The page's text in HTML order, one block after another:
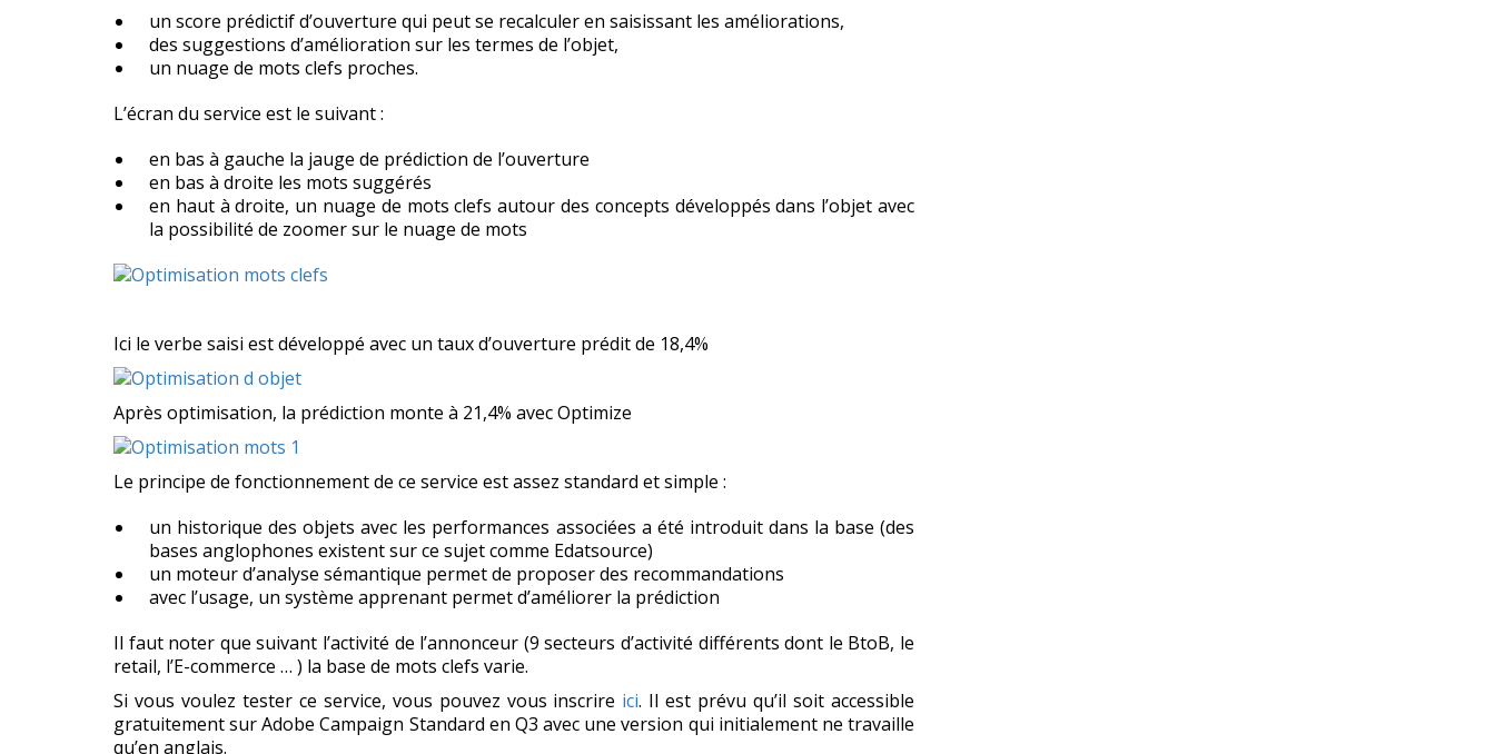
un score prédictif d’ouverture qui peut se recalculer en saisissant les améliorations,
des suggestions d’amélioration sur les termes de l’objet,
un nuage de mots clefs proches.
L’écran du service est le suivant :
en bas à gauche la jauge de prédiction de l’ouverture
en bas à droite les mots suggérés
en haut à droite, un nuage de mots clefs autour des concepts développés dans l’objet avec
la possibilité de zoomer sur le nuage de mots
Ici le verbe saisi est développé avec un taux d’ouverture prédit de 18,4%
Après optimisation, la prédiction monte à 21,4% avec Optimize
Le principe de fonctionnement de ce service est assez standard et simple :
un historique des objets avec les performances associées a été introduit dans la base (des
bases anglophones existent sur ce sujet comme Edatsource)
un moteur d’analyse sémantique permet de proposer des recommandations
avec l’usage, un système apprenant permet d’améliorer la prédiction
Il faut noter que suivant l’activité de l’annonceur (9 secteurs d’activité différents dont le BtoB, le
retail, l’E-commerce … ) la base de mots clefs varie.
Si vous voulez tester ce service, vous pouvez vous inscrire ici. Il est prévu qu’il soit accessible
gratuitement sur Adobe Campaign Standard en Q3 avec une version qui initialement ne travaille
qu’en anglais.